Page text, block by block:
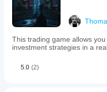
This trading game allows
investment strategies in a
5.0 (2)